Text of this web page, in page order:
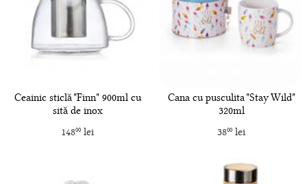
Ceainic sticlă "Finn" 900ml cu
sită de inox
14800 lei
Cana cu pusculita "Stay Wild"
320ml
3800lei